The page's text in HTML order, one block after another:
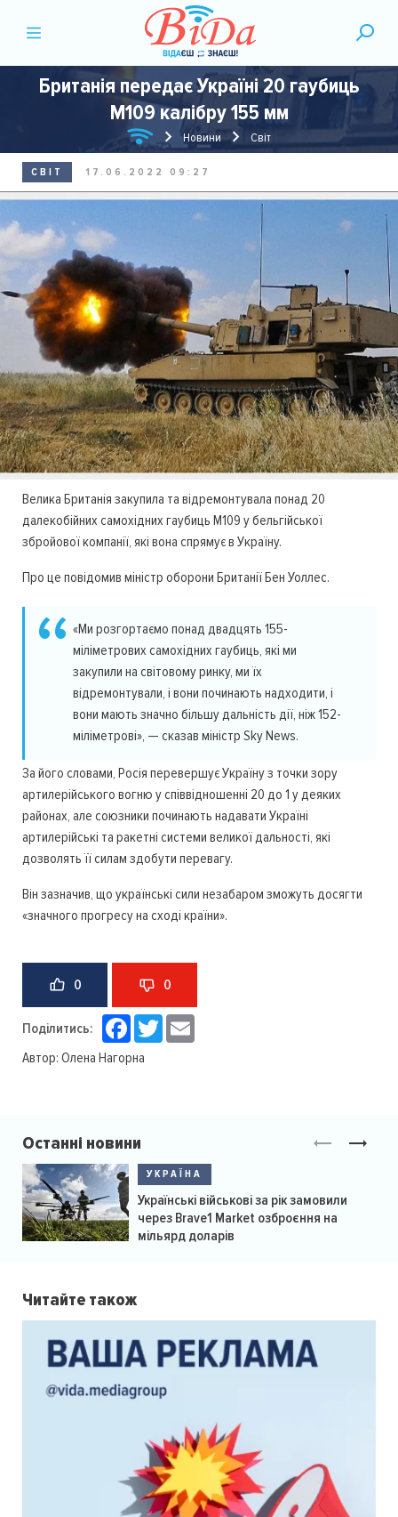
Британія передає Україні 20 гаубиць
M109 калібру 155 мм
Новини Світ
СВІТ 17.06.2022 09:27
Велика Британія закупила та відремонтувала понад 20
далекобійних самохідних гаубиць M109 у бельгійської
збройової компанії, які вона спрямує в Україну.
Про це повідомив міністр оборони Британії Бен Уоллес.
«Ми розгортаємо понад двадцять 155-
міліметрових самохідних гаубиць, які ми
закупили на світовому ринку, ми їх
відремонтували, і вони починають надходити, і
вони мають значно більшу дальність дії, ніж 152-
міліметрові», — сказав міністр Sky News.
За його словами, Росія перевершує Україну з точки зору
артилерійського вогню у співвідношенні 20 до 1 у деяких
районах, але союзники починають надавати Україні
артилерійські та ракетні системи великої дальності, які
дозволять її силам здобути перевагу.
Він зазначив, що українські сили незабаром зможуть досягти
«значного прогресу на сході країни».
0 0
Поділитись: Facebook
Twitter
Автор: Олена Нагорна
Останні новини
УКРАЇНА
Українські військові за рік замовили
через Brave1 Market озброєння на
мільярд доларів
Читайте також